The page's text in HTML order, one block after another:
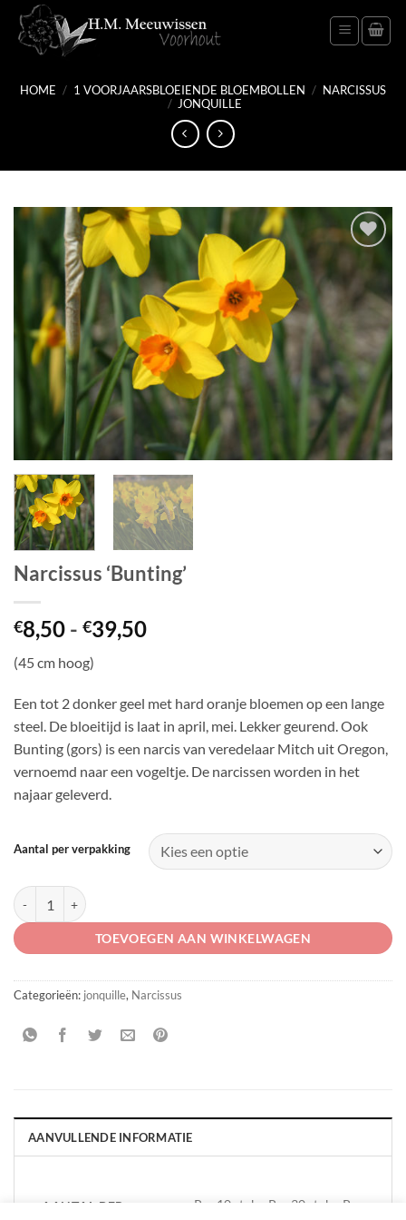
naar
inhoud
HOME / 1 VOORJAARSBLOEIENDE BLOEMBOLLEN / NARCISSUS
/ JONQUILLE
aan
verlanglijst
Narcissus ‘Bunting’
€8,50 - €39,50Prijsklasse:
€39,50
(45 cm hoog)
Een tot 2 donker geel met hard oranje bloemen op een lange
steel. De bloeitijd is laat in april, mei. Lekker geurend. Ook
Bunting (gors) is een narcis van veredelaar Mitch uit Oregon,
vernoemd naar een vogeltje. De narcissen worden in het
najaar geleverd.
Aantal per verpakking
Narcissus 'Bunting' aantal
TOEVOEGEN AAN WINKELWAGEN
Categorieën: jonquille, Narcissus
AANVULLENDE INFORMATIE
AANTAL PER
Per 10 stuks, Per 30 stuks, Per